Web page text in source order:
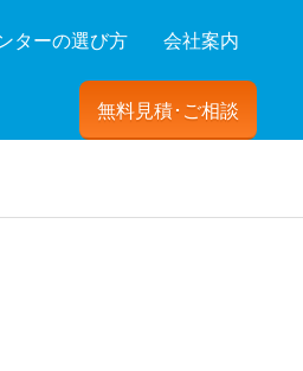
ターの選び方 会社案内
無料見積･ご相談